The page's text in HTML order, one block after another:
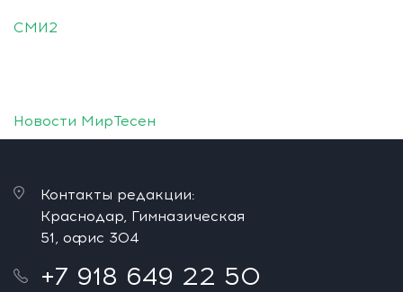
СМИ2
Новости МирТесен
Контакты редакции:
Краснодар, Гимназическая
51, офис 304
+7 918 649 22 50